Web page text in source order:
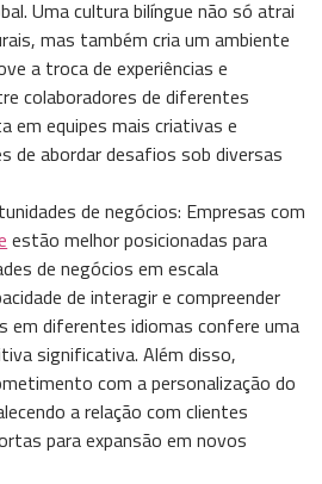
Uma cultura bilíngue não só atrai
mas também cria um ambiente
a troca de experiências e
colaboradores de diferentes
em equipes mais criativas e
de abordar desafios sob diversas
de negócios: Empresas com
estão melhor posicionadas para
de negócios em escala
de interagir e compreender
em diferentes idiomas confere uma
significativa. Além disso,
com a personalização do
a relação com clientes
para expansão em novos